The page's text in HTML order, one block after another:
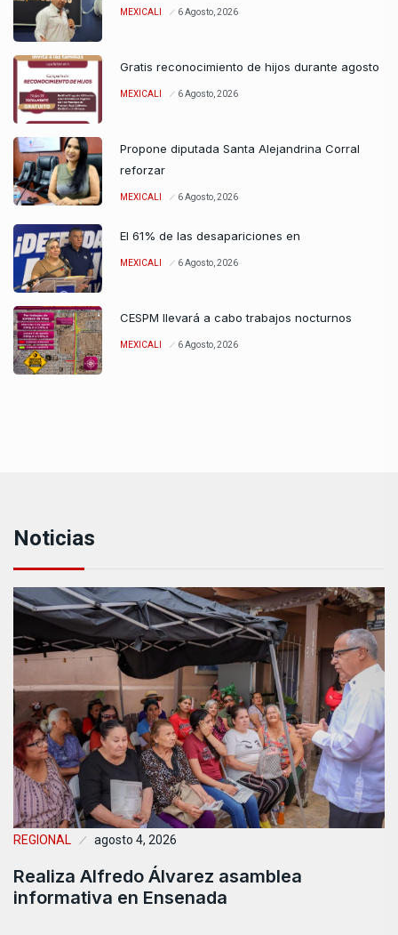
MEXICALI 6 Agosto, 2026
Gratis reconocimiento de hijos durante agosto
MEXICALI 6 Agosto, 2026
Propone diputada Santa Alejandrina Corral
reforzar
MEXICALI 6 Agosto, 2026
El 61% de las desapariciones en
MEXICALI 6 Agosto, 2026
CESPM llevará a cabo trabajos nocturnos
MEXICALI 6 Agosto, 2026
Noticias
REGIONAL agosto 4, 2026
Realiza Alfredo Álvarez asamblea
informativa en Ensenada